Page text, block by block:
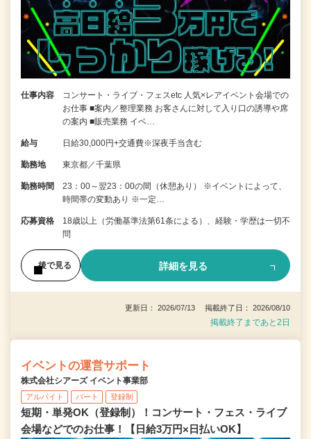
仕事内容
コンサート・ライブ・フェスetc 人気×レアイベント会場での
お仕事 ■案内／整理業務 お客さんに対して入り口の誘導や席
の案内 ■販売業務 イベ…
給与 日給30,000円+交通費※深夜手当含む
勤務地 東京都／千葉県
勤務時間
23：00～翌23：00の間（休憩あり） ※イベントによって、
時間帯の変動あり ※一定…
応募資格
18歳以上（労働基準法第61条による）、経験・学歴は一切不
問
後で見る 詳細を見る
更新日： 2026/07/13 掲載終了日： 2026/08/10
掲載終了まであと2日
イベントの運営サポート
株式会社シアーズ イベント事業部
アルバイト パート 登録制
短期・単発OK（登録制）！コンサート・フェス・ライブ
会場などでのお仕事！【日給3万円×日払いOK】